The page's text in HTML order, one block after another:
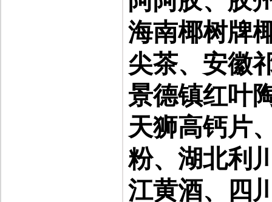
海南椰树牌
尖茶、安徽
景德镇红叶
天狮高钙片
粉、湖北利
江黄酒、四